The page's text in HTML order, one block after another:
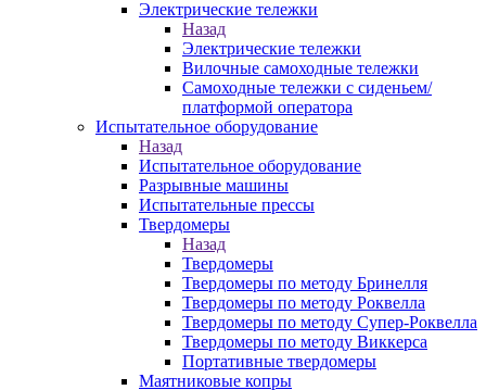
Электрические тележки
Назад
Электрические тележки
Вилочные самоходные тележки
Самоходные тележки с сиденьем/
платформой оператора
Испытательное оборудование
Назад
Испытательное оборудование
Разрывные машины
Испытательные прессы
Твердомеры
Назад
Твердомеры
Твердомеры по методу Бринелля
Твердомеры по методу Роквелла
Твердомеры по методу Супер-Роквелла
Твердомеры по методу Виккерса
Портативные твердомеры
Маятниковые копры